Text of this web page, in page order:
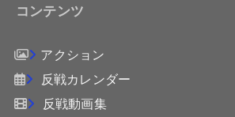
コンテンツ
アクション
反戦カレンダー
反戦動画集